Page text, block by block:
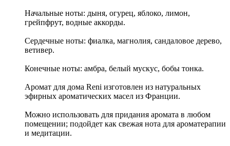
Начальные ноты: дыня, огурец, яблоко, лимон,
грейпфрут, водные аккорды.
Сердечные ноты: фиалка, магнолия, сандаловое дерево,
ветивер.
Конечные ноты: амбра, белый мускус, бобы тонка.
Аромат для дома Reni изготовлен из натуральных
эфирных ароматических масел из Франции.
Можно использовать для придания аромата в любом
помещении; подойдет как свежая нота для ароматерапии
и медитации.